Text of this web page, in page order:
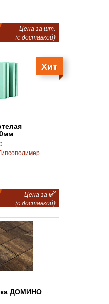
Цена за шт.
(с доставкой)
Хит
Цена за м2
(с доставкой)
ДОМИНО